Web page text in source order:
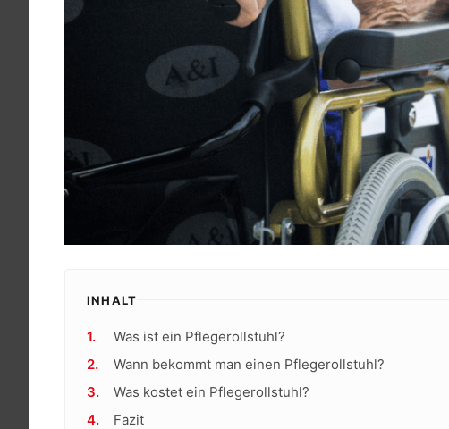
INHALT
Was ist ein Pflegerollstuhl?
Wann bekommt man einen Pflegerollstuhl?
Was kostet ein Pflegerollstuhl?
Fazit